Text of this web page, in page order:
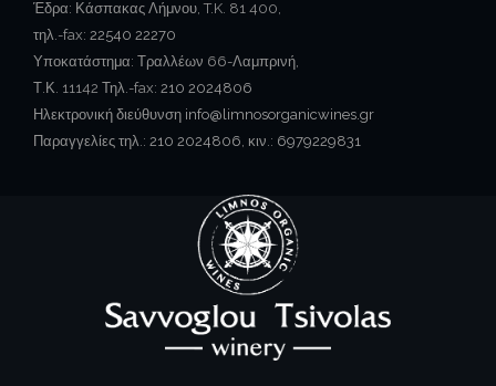
Έδρα: Κάσπακας Λήμνου, T.K. 81 400,
τηλ.-fax: 22540 22270
Υποκατάστημα: Τραλλέων 66-Λαμπρινή,
Τ.Κ. 11142 Τηλ.-fax: 210 2024806
Ηλεκτρονική διεύθυνση info@limnosorganicwines.gr
Παραγγελίες τηλ.: 210 2024806, κιν.: 6979229831